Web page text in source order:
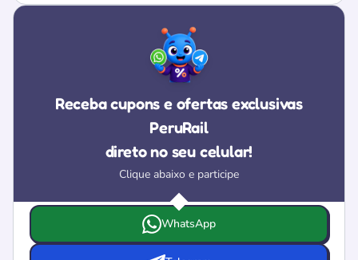
Receba cupons e ofertas exclusivas
PeruRail
direto no seu celular!
Clique abaixo e participe
Escolha onde deseja receber as ofertas e cupons da
WhatsApp